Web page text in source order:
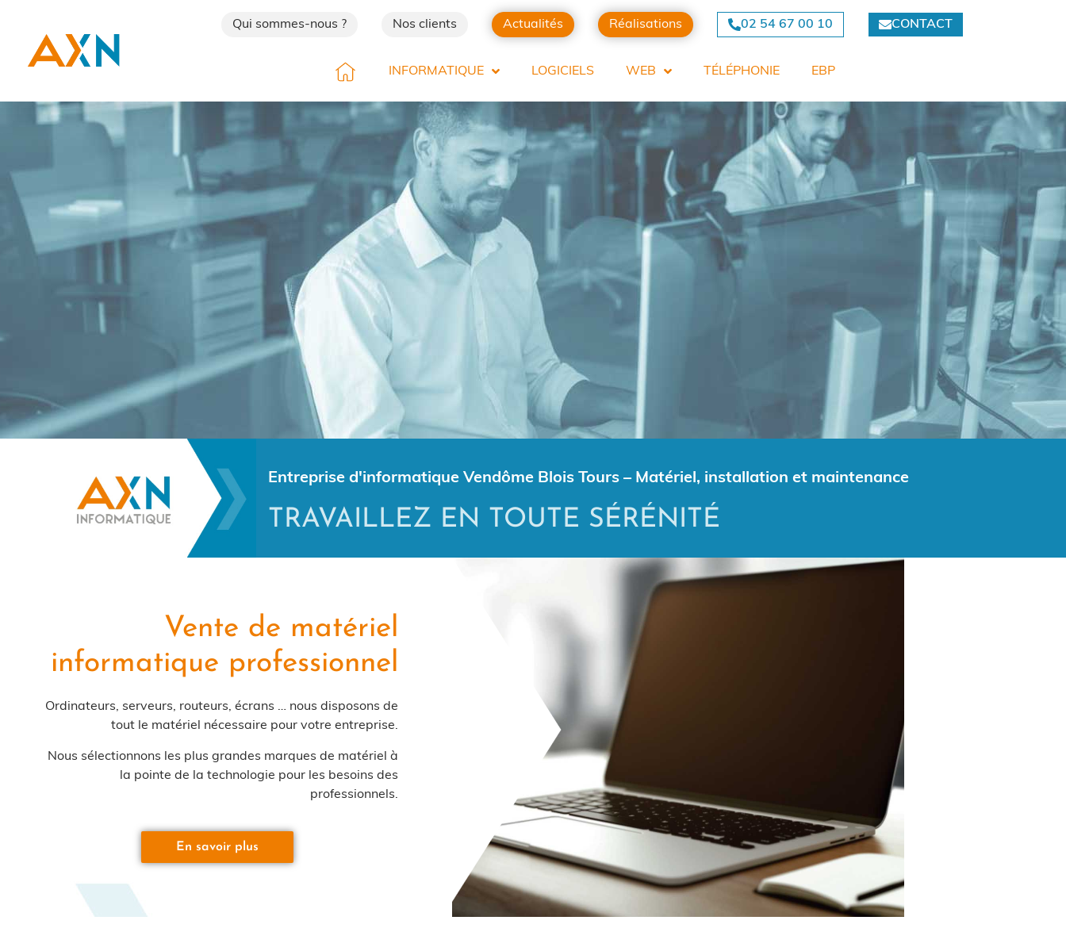
Qui sommes-nous ? Nos clients Actualités Réalisations 02 54 67 00 10 CONTACT
INFORMATIQUE LOGICIELS WEB TÉLÉPHONIE EBP
Entreprise d'informatique Vendôme Blois Tours – Matériel, installation et maintenance
TRAVAILLEZ EN TOUTE SÉRÉNITÉ
Vente de matériel
informatique professionnel
Ordinateurs, serveurs, routeurs, écrans … nous disposons de
tout le matériel nécessaire pour votre entreprise.
Nous sélectionnons les plus grandes marques de matériel à
la pointe de la technologie pour les besoins des
professionnels.
En savoir plus